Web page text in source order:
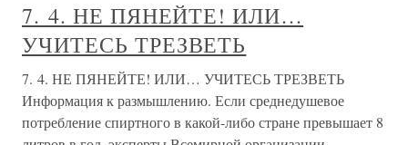
7. 4. НЕ ПЯНЕЙТЕ! ИЛИ…
УЧИТЕСЬ ТРЕЗВЕТЬ
7. 4. НЕ ПЯНЕЙТЕ! ИЛИ… УЧИТЕСЬ ТРЕЗВЕТЬ
Информация к размышлению. Если среднедушевое
потребление спиртного в какой-либо стране превышает 8